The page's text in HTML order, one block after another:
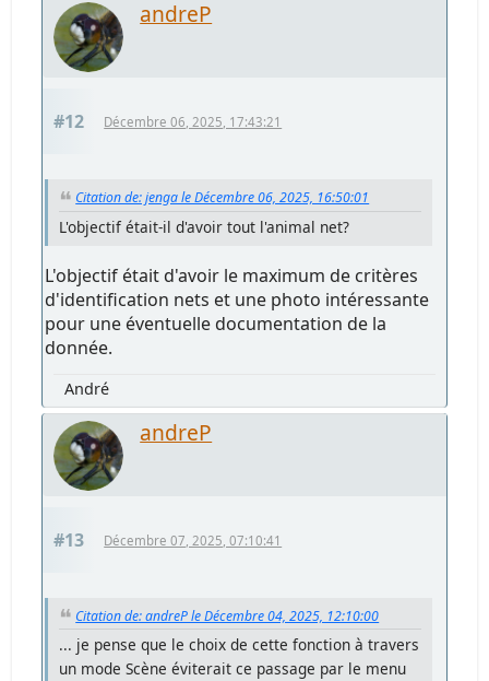
andreP
#12 Décembre 06, 2025, 17:43:21
Citation de: jenga le Décembre 06, 2025, 16:50:01
L'objectif était-il d'avoir tout l'animal net?
L'objectif était d'avoir le maximum de critères
d'identification nets et une photo intéressante
pour une éventuelle documentation de la
donnée.
André
andreP
#13 Décembre 07, 2025, 07:10:41
Citation de: andreP le Décembre 04, 2025, 12:10:00
... je pense que le choix de cette fonction à travers
un mode Scène éviterait ce passage par le menu